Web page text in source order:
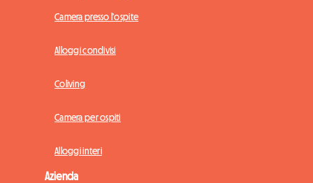
Camera presso l'ospite
Alloggi condivisi
Coliving
Camera per ospiti
Alloggi interi
Azienda